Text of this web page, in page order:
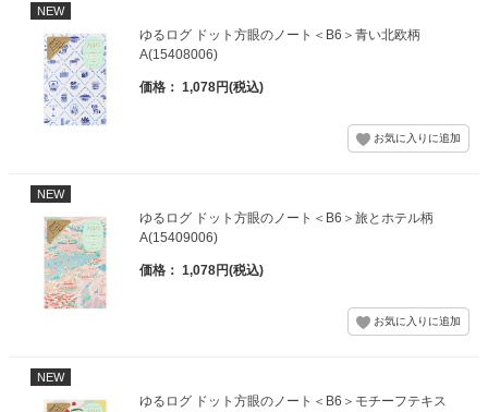
NEW
ゆるログ ドット方眼のノート＜B6＞青い北欧柄
A(15408006)
価格： 1,078円(税込)
NEW
ゆるログ ドット方眼のノート＜B6＞旅とホテル柄
A(15409006)
価格： 1,078円(税込)
NEW
ゆるログ ドット方眼のノート＜B6＞モチーフテキス